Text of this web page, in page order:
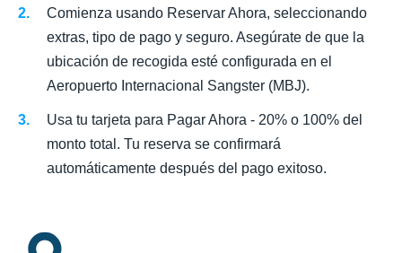
Comienza usando Reservar Ahora, seleccionando
extras, tipo de pago y seguro. Asegúrate de que la
ubicación de recogida esté configurada en el
Aeropuerto Internacional Sangster (MBJ).
Usa tu tarjeta para Pagar Ahora - 20% o 100% del
monto total. Tu reserva se confirmará
automáticamente después del pago exitoso.